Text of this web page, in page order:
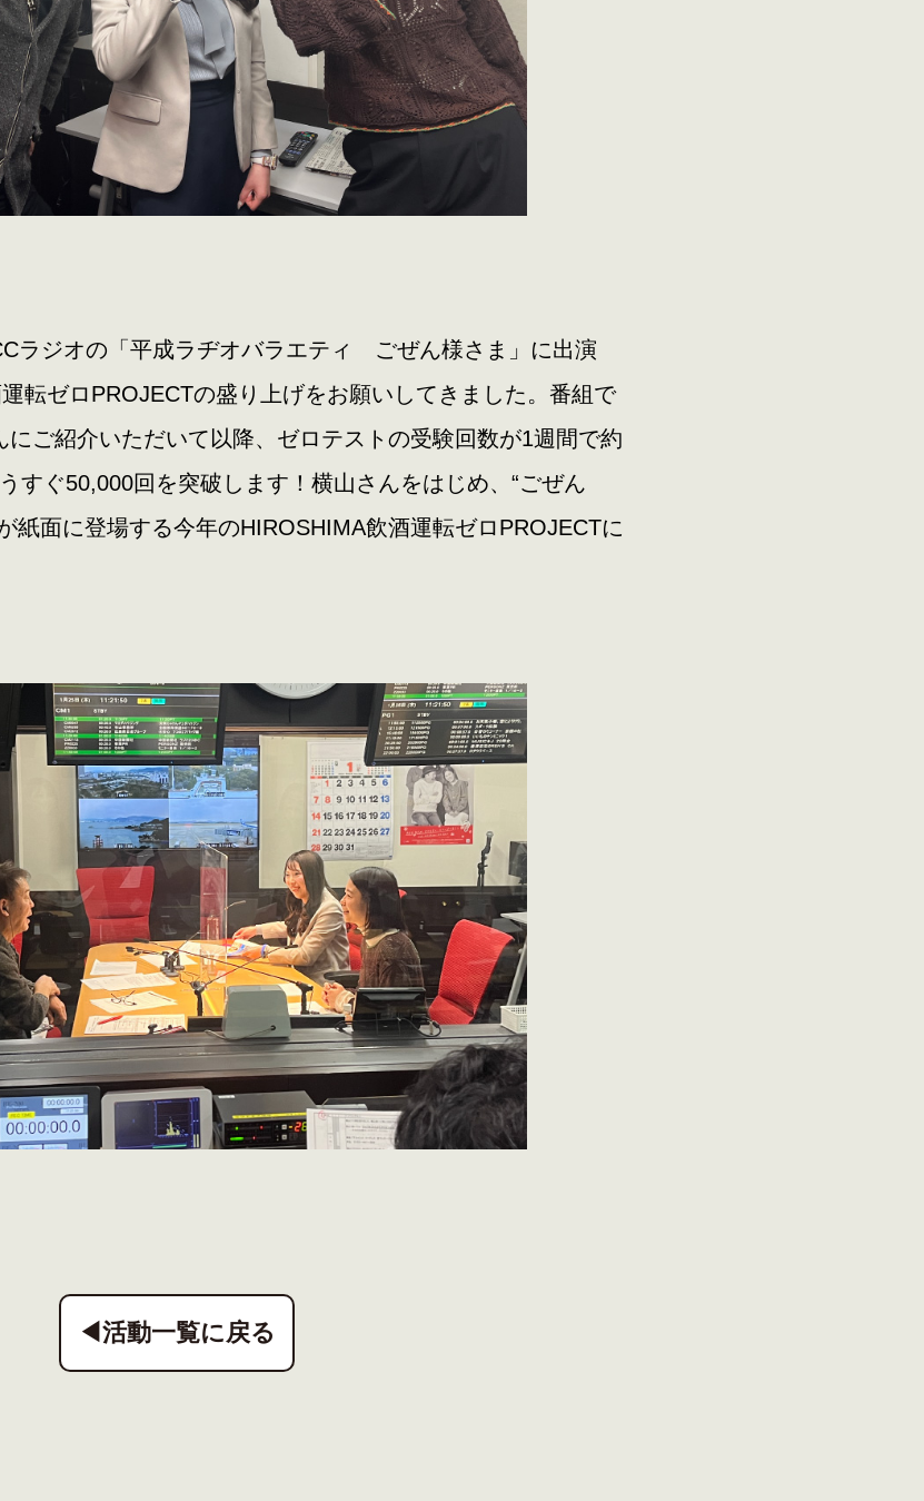
ラジオの「平成ラヂオバラエティ ごぜん様さま」に出演
転ゼロPROJECTの盛り上げをお願いしてきました。番組で
ご紹介いただいて以降、ゼロテストの受験回数が1週間で約
すぐ50,000回を突破します！横山さんをはじめ、“ごぜん
紙面に登場する今年のHIROSHIMA飲酒運転ゼロPROJECTに
◀活動一覧に戻る